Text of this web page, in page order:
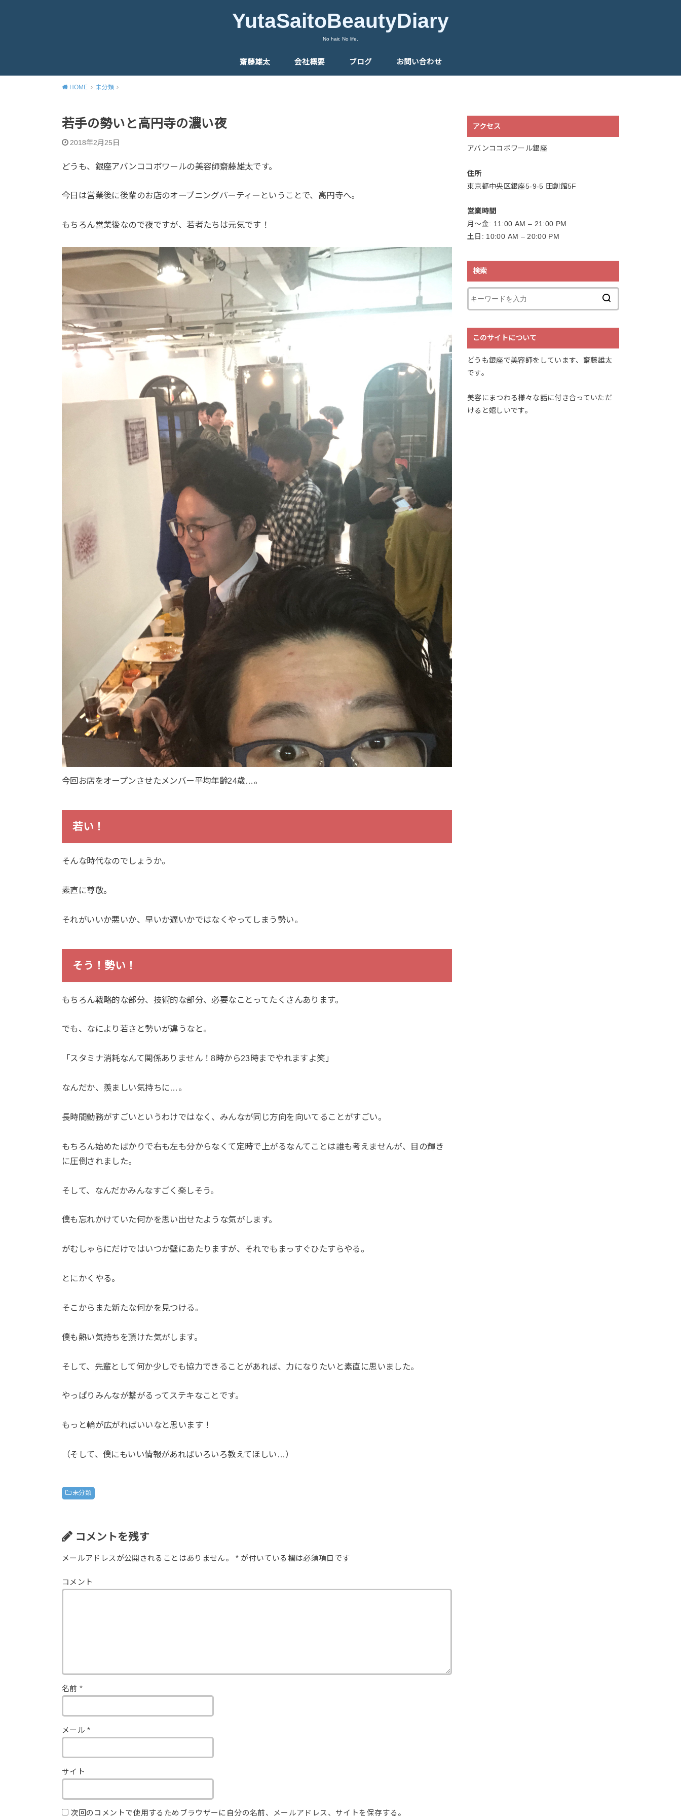
YutaSaitoBeautyDiary
No hair. No life.
齋藤雄太 会社概要 ブログ お問い合わせ
HOME 未分類
若手の勢いと高円寺の濃い夜
2018年2月25日
どうも、銀座アバンココボワールの美容師齋藤雄太です。
今日は営業後に後輩のお店のオープニングパーティーということで、高円寺へ。
もちろん営業後なので夜ですが、若者たちは元気です！
今回お店をオープンさせたメンバー平均年齢24歳…。
若い！
そんな時代なのでしょうか。
素直に尊敬。
それがいいか悪いか、早いか遅いかではなくやってしまう勢い。
そう！勢い！
もちろん戦略的な部分、技術的な部分、必要なことってたくさんあります。
でも、なにより若さと勢いが違うなと。
「スタミナ消耗なんて関係ありません！8時から23時までやれますよ笑」
なんだか、羨ましい気持ちに…。
長時間勤務がすごいというわけではなく、みんなが同じ方向を向いてることがすごい。
もちろん始めたばかりで右も左も分からなくて定時で上がるなんてことは誰も考えませんが、目の輝き
に圧倒されました。
そして、なんだかみんなすごく楽しそう。
僕も忘れかけていた何かを思い出せたような気がします。
がむしゃらにだけではいつか壁にあたりますが、それでもまっすぐひたすらやる。
とにかくやる。
そこからまた新たな何かを見つける。
僕も熱い気持ちを頂けた気がします。
そして、先輩として何か少しでも協力できることがあれば、力になりたいと素直に思いました。
やっぱりみんなが繋がるってステキなことです。
もっと輪が広がればいいなと思います！
（そして、僕にもいい情報があればいろいろ教えてほしい…）
未分類
コメントを残す
メールアドレスが公開されることはありません。 *が付いている欄は必須項目です
コメント
名前*
メール*
サイト
次回のコメントで使用するためブラウザーに自分の名前、メールアドレス、サイトを保存する。
アクセス
アバンココボワール銀座
住所
東京都中央区銀座5-9-5 田創館5F
営業時間
月〜金: 11:00 AM – 21:00 PM
土日: 10:00 AM – 20:00 PM
検索
このサイトについて
どうも銀座で美容師をしています、齋藤雄太
です。
美容にまつわる様々な話に付き合っていただ
けると嬉しいです。